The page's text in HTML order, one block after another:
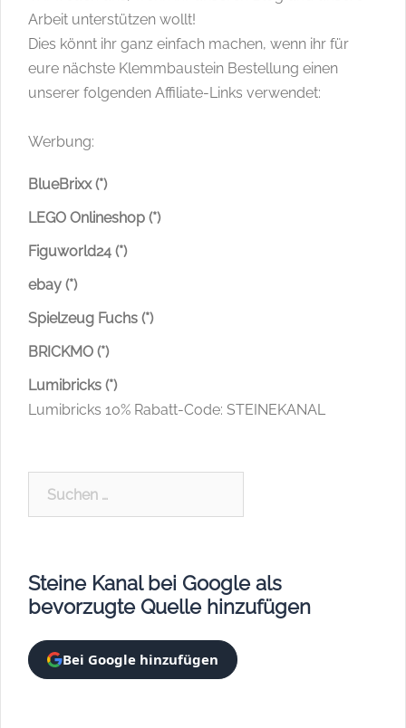
Arbeit unterstützen wollt!
Dies könnt ihr ganz einfach machen, wenn ihr für
eure nächste Klemmbaustein Bestellung einen
unserer folgenden Affiliate-Links verwendet:
Werbung:
BlueBrixx (*)
LEGO Onlineshop (*)
Figuworld24 (*)
ebay (*)
Spielzeug Fuchs (*)
BRICKMO (*)
Lumibricks (*)
Lumibricks 10% Rabatt-Code: STEINEKANAL
Steine Kanal bei Google als
bevorzugte Quelle hinzufügen
Bei Google hinzufügen